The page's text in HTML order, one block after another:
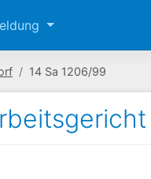
14 Sa 1206/99